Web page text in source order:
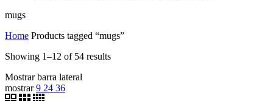
mugs
Home Products tagged “mugs”
Showing 1–12 of 54 results
Mostrar barra lateral
mostrar 9 24 36